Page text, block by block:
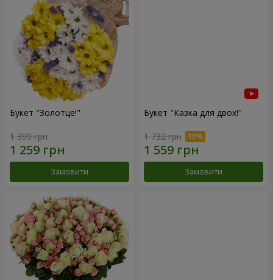
Букет "Золотце!"
1 399 грн
Замовити
Букет "Казка для двох!"
1 732 грн
Замовити